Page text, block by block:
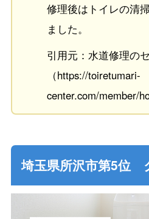
修理後はトイレの清
ました。
引用元：水道修理の
（https://toiretumari-
center.com/member/
埼玉県所沢市第5位